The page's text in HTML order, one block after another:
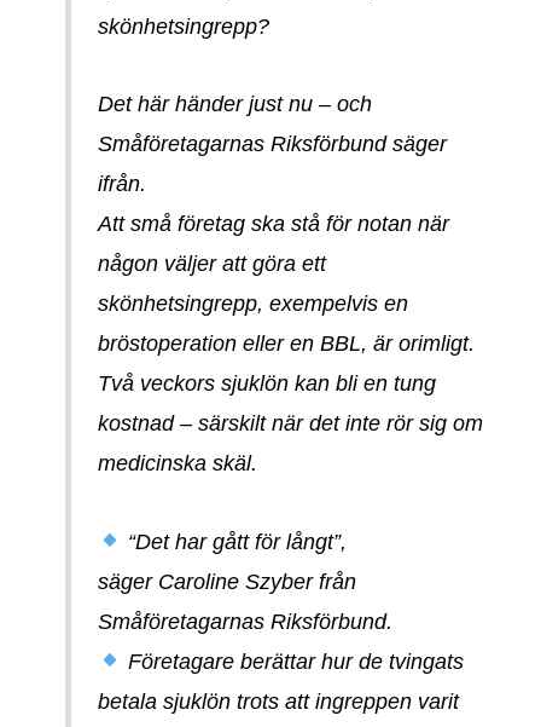
skönhetsingrepp?
Det här händer just nu – och
Småföretagarnas Riksförbund säger
ifrån.
Att små företag ska stå för notan när
någon väljer att göra ett
skönhetsingrepp, exempelvis en
bröstoperation eller en BBL, är orimligt.
Två veckors sjuklön kan bli en tung
kostnad – särskilt när det inte rör sig om
medicinska skäl.
“Det har gått för långt”,
säger Caroline Szyber från
Småföretagarnas Riksförbund.
Företagare berättar hur de tvingats
betala sjuklön trots att ingreppen varit